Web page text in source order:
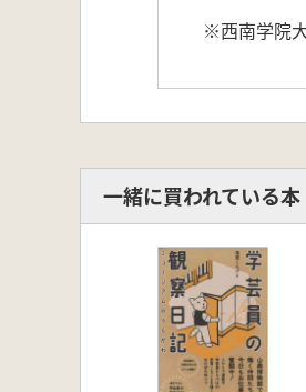
※西南学院
一緒に買われている本